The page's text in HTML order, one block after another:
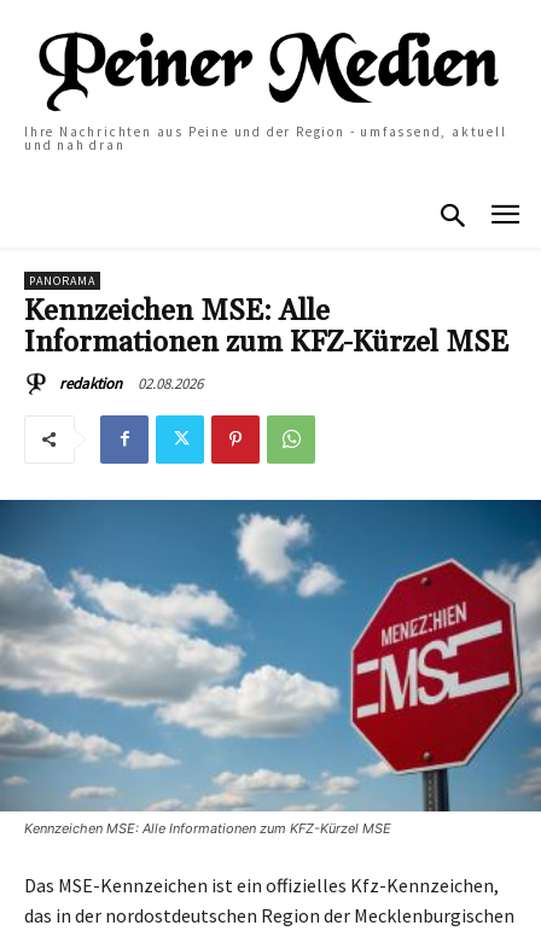
Ihre Nachrichten aus Peine und der Region - umfassend, aktuell
und nah dran
PANORAMA
Kennzeichen MSE: Alle
Informationen zum KFZ-Kürzel MSE
redaktion 02.08.2026
Kennzeichen MSE: Alle Informationen zum KFZ-Kürzel MSE
Das MSE-Kennzeichen ist ein offizielles Kfz-Kennzeichen,
das in der nordostdeutschen Region der Mecklenburgischen